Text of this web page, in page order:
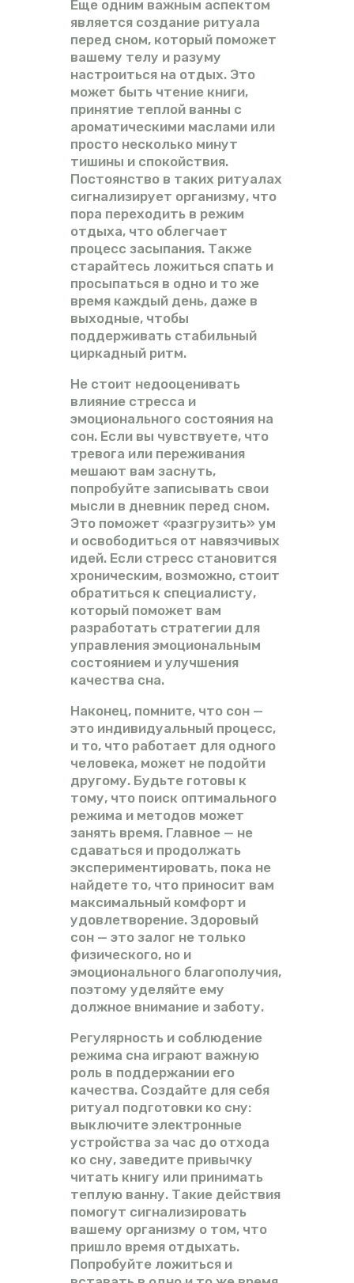
Еще одним важным аспектом
является создание ритуала
перед сном, который поможет
вашему телу и разуму
настроиться на отдых. Это
может быть чтение книги,
принятие теплой ванны с
ароматическими маслами или
просто несколько минут
тишины и спокойствия.
Постоянство в таких ритуалах
сигнализирует организму, что
пора переходить в режим
отдыха, что облегчает
процесс засыпания. Также
старайтесь ложиться спать и
просыпаться в одно и то же
время каждый день, даже в
выходные, чтобы
поддерживать стабильный
циркадный ритм.
Не стоит недооценивать
влияние стресса и
эмоционального состояния на
сон. Если вы чувствуете, что
тревога или переживания
мешают вам заснуть,
попробуйте записывать свои
мысли в дневник перед сном.
Это поможет «разгрузить» ум
и освободиться от навязчивых
идей. Если стресс становится
хроническим, возможно, стоит
обратиться к специалисту,
который поможет вам
разработать стратегии для
управления эмоциональным
состоянием и улучшения
качества сна.
Наконец, помните, что сон —
это индивидуальный процесс,
и то, что работает для одного
человека, может не подойти
другому. Будьте готовы к
тому, что поиск оптимального
режима и методов может
занять время. Главное — не
сдаваться и продолжать
экспериментировать, пока не
найдете то, что приносит вам
максимальный комфорт и
удовлетворение. Здоровый
сон — это залог не только
физического, но и
эмоционального благополучия,
поэтому уделяйте ему
должное внимание и заботу.
Регулярность и соблюдение
режима сна играют важную
роль в поддержании его
качества. Создайте для себя
ритуал подготовки ко сну:
выключите электронные
устройства за час до отхода
ко сну, заведите привычку
читать книгу или принимать
теплую ванну. Такие действия
помогут сигнализировать
вашему организму о том, что
пришло время отдыхать.
Попробуйте ложиться и